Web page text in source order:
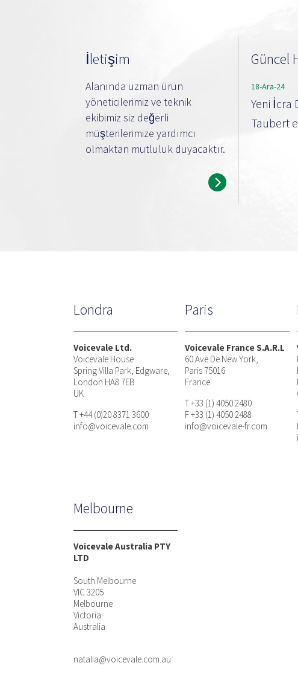
İletişim
Alanında uzman ürün
yöneticilerimiz ve teknik
ekibimiz siz değerli
müşterilerimize yardımcı
olmaktan mutluluk duyacaktır.
Güncel
18-Ara-24
Yeni İcra
Taubert
Londra
Voicevale Ltd.
Voicevale House
Spring Villa Park, Edgware,
London HA8 7EB
UK
T +44 (0)20 8371 3600
info@voicevale.com
Paris
Voicevale France S.A.R.L
60 Ave De New York,
Paris 75016
France
T +33 (1) 4050 2480
F +33 (1) 4050 2488
info@voicevale-fr.com
Melbourne
Voicevale Australia PTY
LTD
South Melbourne
VIC 3205
Melbourne
Victoria
Australia
natalia@voicevale.com.au